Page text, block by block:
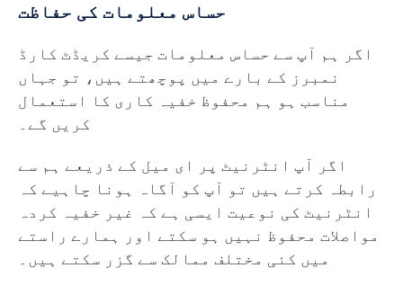
حساس معلومات کی حفاظت
اگر ہم آپ سے حساس معلومات جیسے کریڈٹ کارڈ
نمبرز کے بارے میں پوچھتے ہیں، تو جہاں
مناسب ہو ہم محفوظ خفیہ کاری کا استعمال
کریں گے۔
اگر آپ انٹرنیٹ پر ای میل کے ذریعے ہم سے
رابطہ کرتے ہیں تو آپ کو آگاہ ہونا چاہیے کہ
انٹرنیٹ کی نوعیت ایسی ہے کہ غیر خفیہ کردہ
مواصلات محفوظ نہیں ہو سکتے اور ہمارے راستے
میں کئی مختلف ممالک سے گزر سکتے ہیں۔